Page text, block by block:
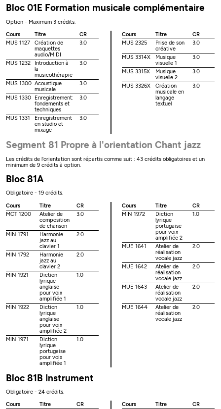
Bloc 01E Formation musicale complémentaire
Option - Maximum 3 crédits.
Cours
Titre
CR
MUS 1127
Création de
maquettes
audio/MIDI
3.0
MUS 1232
Introduction à
la
musicothérapie
3.0
MUS 1300 Acoustique
musicale
3.0
MUS 1330
Enregistrement:
fondements et
techniques
3.0
MUS 1331
Enregistrement
en studio et
mixage
3.0
Cours Titre
CR
MUS 2325
Prise de son
créative
3.0
MUS 3314X
Musique
visuelle 1
3.0
MUS 3315X
Musique
visuelle 2
3.0
MUS 3326X
Création
musicale en
langage
textuel
3.0
Segment 81 Propre à l'orientation Chant jazz
Les crédits de l'orientation sont répartis comme suit : 43 crédits obligatoires et un
minimum de 9 crédits à option.
Bloc 81A
Obligatoire - 19 crédits.
Cours
Titre
CR
MCT 1200
Atelier de
composition
de chanson
3.0
MIN 1791
Harmonie
jazz au
clavier 1
2.0
MIN 1792
Harmonie
jazz au
clavier 2
2.0
MIN 1921
Diction
lyrique
anglaise
pour voix
amplifiée 1
1.0
MIN 1922
Diction
lyrique
anglaise
pour voix
amplifiée 2
1.0
MIN 1971
Diction
lyrique
portugaise
pour voix
amplifiée 1
1.0
Cours Titre
CR
MIN 1972
Diction
lyrique
portugaise
pour voix
amplifiée 2
1.0
MUE 1641
Atelier de
réalisation
vocale jazz
2.0
MUE 1642
Atelier de
réalisation
vocale jazz
2.0
MUE 1643
Atelier de
réalisation
vocale jazz
2.0
MUE 1644
Atelier de
réalisation
vocale jazz
2.0
Bloc 81B Instrument
Obligatoire - 24 crédits.
Cours
Titre
CR
Cours Titre
CR